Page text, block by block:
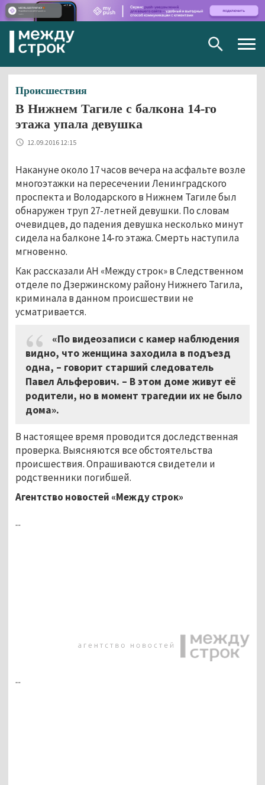
Происшествия
В Нижнем Тагиле с балкона 14-го
этажа упала девушка
12.09.2016 12:15
Накануне около 17 часов вечера на асфальте возле
многоэтажки на пересечении Ленинградского
проспекта и Володарского в Нижнем Тагиле был
обнаружен труп 27-летней девушки. По словам
очевидцев, до падения девушка несколько минут
сидела на балконе 14-го этажа. Смерть наступила
мгновенно.
Как рассказали АН «Между строк» в Следственном
отделе по Дзержинскому району Нижнего Тагила,
криминала в данном происшествии не
усматривается.
«По видеозаписи с камер наблюдения
видно, что женщина заходила в подъезд
одна, – говорит старший следователь
Павел Альферович. – В этом доме живут её
родители, но в момент трагедии их не было
дома».
В настоящее время проводится доследственная
проверка. Выясняются все обстоятельства
происшествия. Опрашиваются свидетели и
родственники погибшей.
Агентство новостей «Между строк»
...
...